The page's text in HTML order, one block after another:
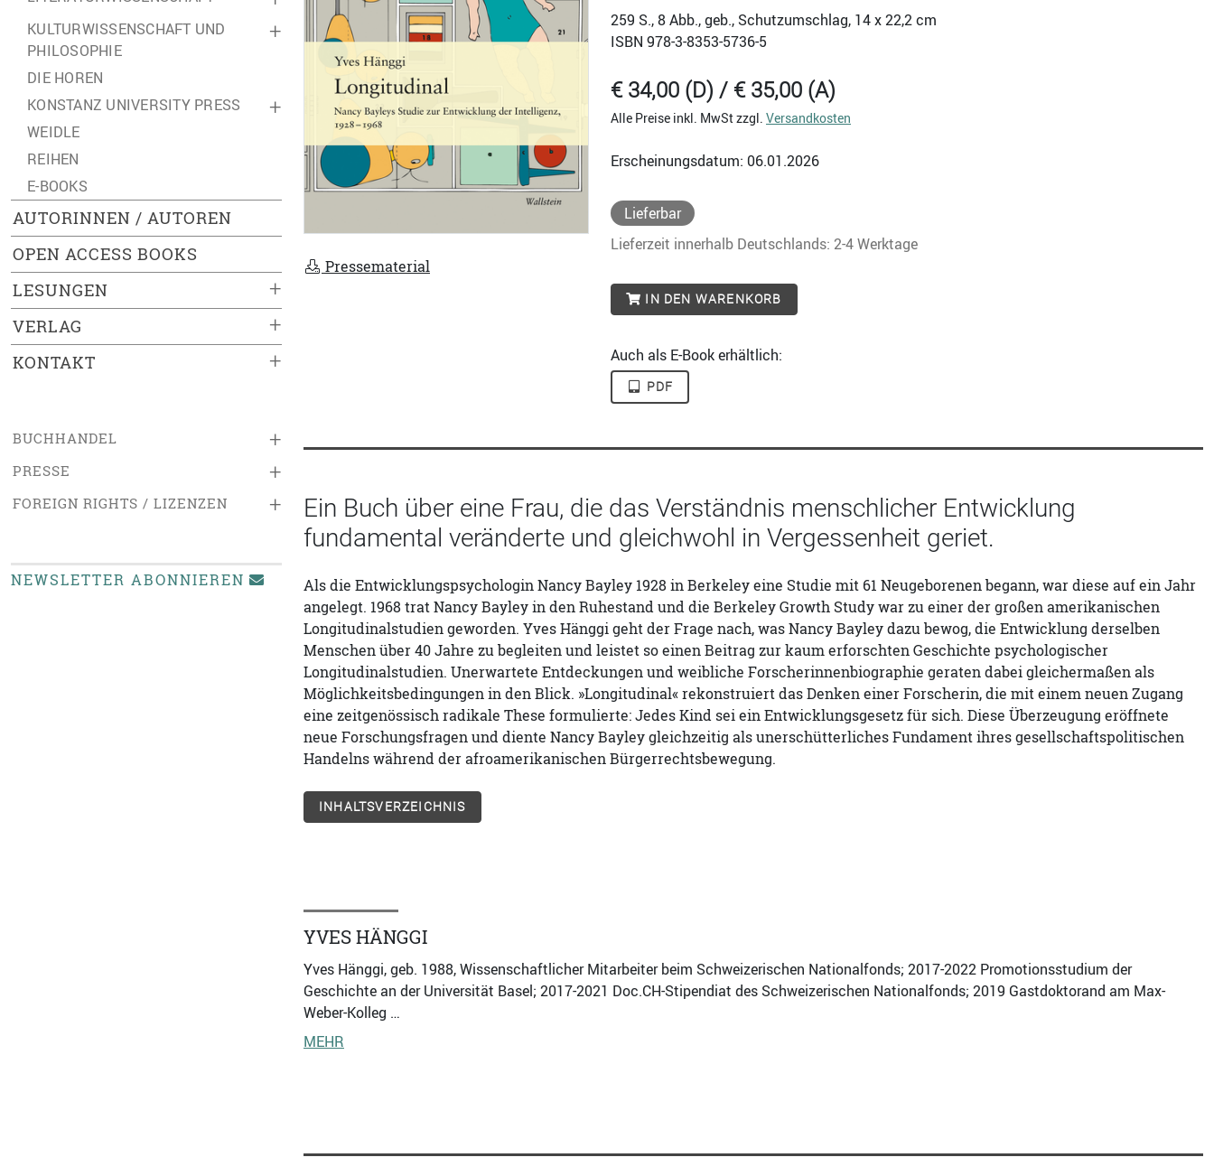
+
KULTURWISSENSCHAFT UND
PHILOSOPHIE
DIE HOREN
+
KONSTANZ UNIVERSITY PRESS
WEIDLE
REIHEN
E-BOOKS
AUTORINNEN / AUTOREN
OPEN ACCESS BOOKS
+
LESUNGEN
+
VERLAG
+
KONTAKT
+
BUCHHANDEL
+
PRESSE
+
FOREIGN RIGHTS / LIZENZEN
NEWSLETTER ABONNIEREN
Pressematerial
259 S., 8 Abb., geb., Schutzumschlag, 14 x 22,2 cm
ISBN 978-3-8353-5736-5
€ 34,00 (D) / € 35,00 (A)
Alle Preise inkl. MwSt zzgl. Versandkosten
Erscheinungsdatum: 06.01.2026
Lieferbar
Lieferzeit innerhalb Deutschlands: 2-4 Werktage
IN DEN WARENKORB
Auch als E-Book erhältlich:
PDF
Ein Buch über eine Frau, die das Verständnis menschlicher Entwicklung
fundamental veränderte und gleichwohl in Vergessenheit geriet.
Als die Entwicklungspsychologin Nancy Bayley 1928 in Berkeley eine Studie mit 61 Neugeborenen begann, war diese auf ein Jahr
angelegt. 1968 trat Nancy Bayley in den Ruhestand und die Berkeley Growth Study war zu einer der großen amerikanischen
Longitudinalstudien geworden. Yves Hänggi geht der Frage nach, was Nancy Bayley dazu bewog, die Entwicklung derselben
Menschen über 40 Jahre zu begleiten und leistet so einen Beitrag zur kaum erforschten Geschichte psychologischer
Longitudinalstudien. Unerwartete Entdeckungen und weibliche Forscherinnenbiographie geraten dabei gleichermaßen als
Möglichkeitsbedingungen in den Blick. »Longitudinal« rekonstruiert das Denken einer Forscherin, die mit einem neuen Zugang
eine zeitgenössisch radikale These formulierte: Jedes Kind sei ein Entwicklungsgesetz für sich. Diese Überzeugung eröffnete
neue Forschungsfragen und diente Nancy Bayley gleichzeitig als unerschütterliches Fundament ihres gesellschaftspolitischen
Handelns während der afroamerikanischen Bürgerrechtsbewegung.
INHALTSVERZEICHNIS
YVES HÄNGGI
Yves Hänggi, geb. 1988, Wissenschaftlicher Mitarbeiter beim Schweizerischen Nationalfonds; 2017-2022 Promotionsstudium der
Geschichte an der Universität Basel; 2017-2021 Doc.CH-Stipendiat des Schweizerischen Nationalfonds; 2019 Gastdoktorand am Max-
Weber-Kolleg …
MEHR